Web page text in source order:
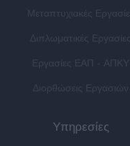
Μεταπτυχιακές
Διπλωματικές Εργασίες
Εργασίες ΕΑΠ - ΑΠΚΥ
Διορθώσεις Εργασιών
Υπηρεσίες